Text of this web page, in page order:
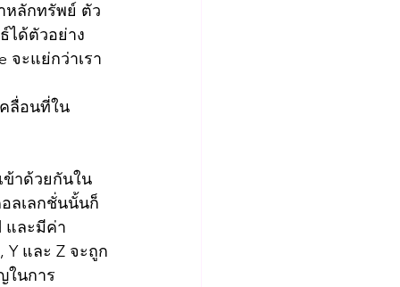
หลักทรัพย์ ตัว
ได้ตัวอย่าง
จะแย่กว่าเรา
ลื่อนที่ใน
ข้าด้วยกันใน
ลเลกชั่นนั้นก็
และมีค่า
Y และ Z จะถูก
ในการ